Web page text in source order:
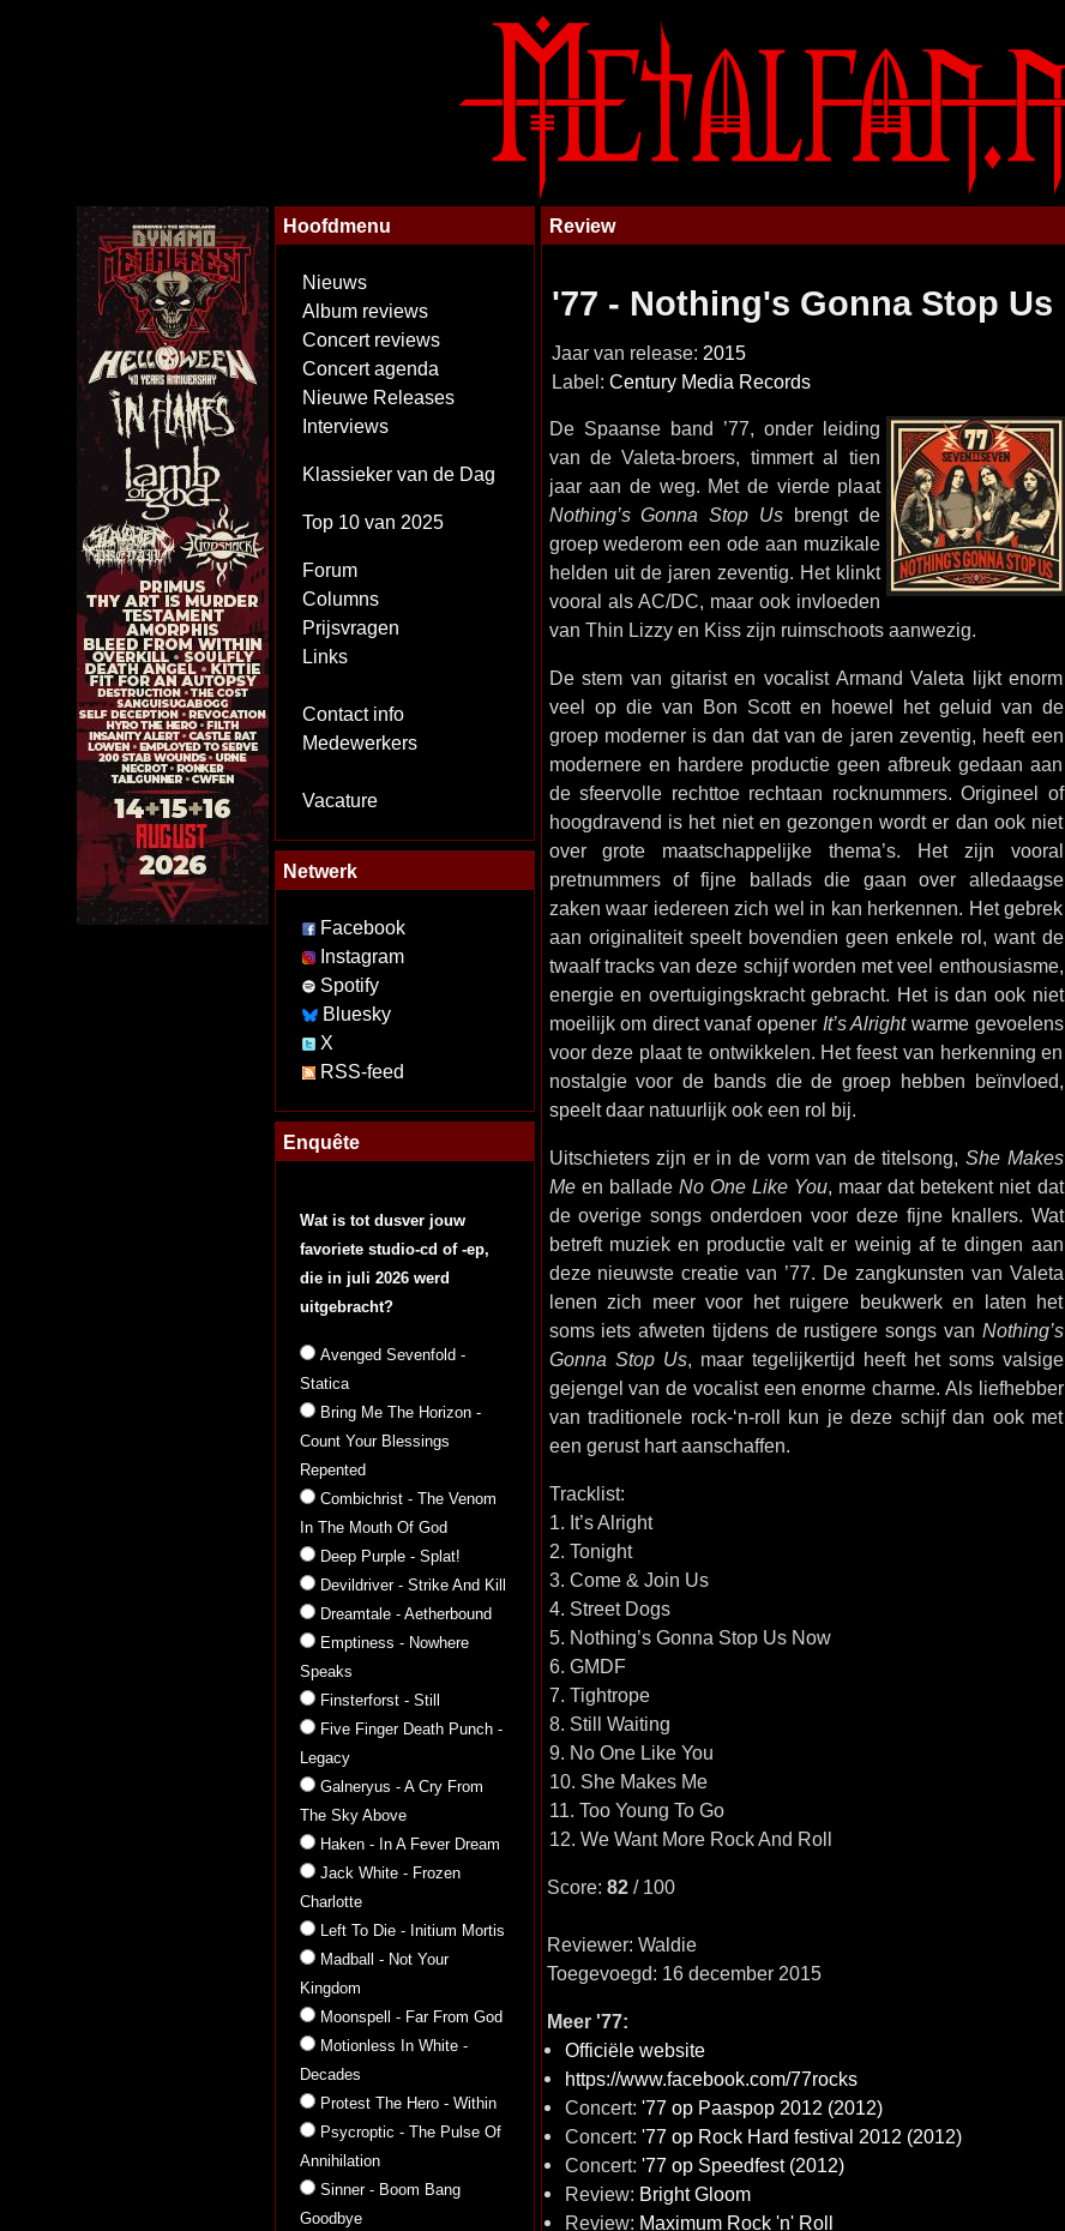
Hoofdmenu
Nieuws
Album reviews
Concert reviews
Concert agenda
Nieuwe Releases
Interviews
Klassieker van de Dag
Top 10 van 2025
Forum
Columns
Prijsvragen
Links
Contact info
Medewerkers
Vacature
Netwerk
Facebook
Instagram
Spotify
Bluesky
X
RSS-feed
Enquête
Wat is tot dusver jouw
favoriete studio-cd of -ep,
die in juli 2026 werd
uitgebracht?
Avenged Sevenfold -
Statica
Bring Me The Horizon -
Count Your Blessings
Repented
Combichrist - The Venom
In The Mouth Of God
Deep Purple - Splat!
Devildriver - Strike And Kill
Dreamtale - Aetherbound
Emptiness - Nowhere
Speaks
Finsterforst - Still
Five Finger Death Punch -
Legacy
Galneryus - A Cry From
The Sky Above
Haken - In A Fever Dream
Jack White - Frozen
Charlotte
Left To Die - Initium Mortis
Madball - Not Your
Kingdom
Moonspell - Far From God
Motionless In White -
Decades
Protest The Hero - Within
Psycroptic - The Pulse Of
Annihilation
Sinner - Boom Bang
Goodbye
Review
'77 - Nothing's Gonna Stop Us
Jaar van release: 2015
Label: Century Media Records
De Spaanse band ’77, onder leiding
van de Valeta-broers, timmert al tien
jaar aan de weg. Met de vierde plaat
Nothing’s Gonna Stop Usbrengt de
groep wederom een ode aan muzikale
helden uit de jaren zeventig. Het klinkt
vooral als AC/DC, maar ook invloeden
van Thin Lizzy en Kiss zijn ruimschoots aanwezig.
De stem van gitarist en vocalist Armand Valeta lijkt enorm
veel op die van Bon Scott en hoewel het geluid van de
groep moderner is dan dat van de jaren zeventig, heeft een
modernere en hardere productie geen afbreuk gedaan aan
de sfeervolle rechttoe rechtaan rocknummers. Origineel of
hoogdravend is het niet en gezongen wordt er dan ook niet
over grote maatschappelijke thema’s. Het zijn vooral
pretnummers of fijne ballads die gaan over alledaagse
zaken waar iedereen zich wel in kan herkennen. Het gebrek
aan originaliteit speelt bovendien geen enkele rol, want de
twaalf tracks van deze schijf worden met veel enthousiasme,
energie en overtuigingskracht gebracht. Het is dan ook niet
moeilijk om direct vanaf opener It’s Alrightwarme gevoelens
voor deze plaat te ontwikkelen. Het feest van herkenning en
nostalgie voor de bands die de groep hebben beïnvloed,
speelt daar natuurlijk ook een rol bij.
Uitschieters zijn er in de vorm van de titelsong, She Makes
Meen ballade No One Like You, maar dat betekent niet dat
de overige songs onderdoen voor deze fijne knallers. Wat
betreft muziek en productie valt er weinig af te dingen aan
deze nieuwste creatie van ’77. De zangkunsten van Valeta
lenen zich meer voor het ruigere beukwerk en laten het
soms iets afweten tijdens de rustigere songs van Nothing’s
Gonna Stop Us, maar tegelijkertijd heeft het soms valsige
gejengel van de vocalist een enorme charme. Als liefhebber
van traditionele rock-‘n-roll kun je deze schijf dan ook met
een gerust hart aanschaffen.
Tracklist:
1. It’s Alright
2. Tonight
3. Come & Join Us
4. Street Dogs
5. Nothing’s Gonna Stop Us Now
6. GMDF
7. Tightrope
8. Still Waiting
9. No One Like You
10. She Makes Me
11. Too Young To Go
12. We Want More Rock And Roll
Score: 82/ 100
Reviewer: Waldie
Toegevoegd: 16 december 2015
Meer '77:
Officiële website
https://www.facebook.com/77rocks
Concert: '77 op Paaspop 2012 (2012)
Concert: '77 op Rock Hard festival 2012 (2012)
Concert: '77 op Speedfest (2012)
Review: Bright Gloom
Review: Maximum Rock 'n' Roll